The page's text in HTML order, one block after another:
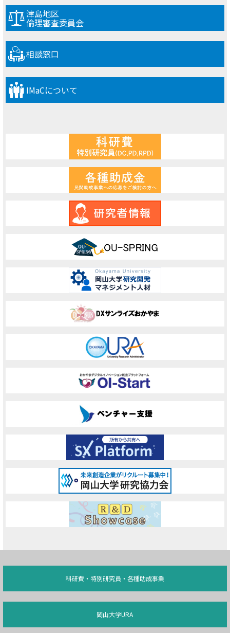
津島地区
倫理審査委員会
相談窓口
IMaCについて
科研費・特別研究員・各種助成事業
岡山大学URA